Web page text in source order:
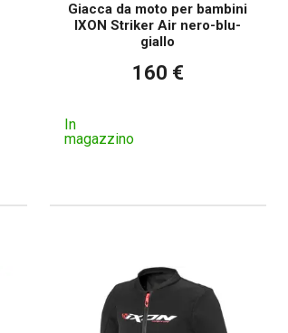
Giacca da moto per bambini
IXON Striker Air nero-blu-
giallo
160 €
In
magazzino